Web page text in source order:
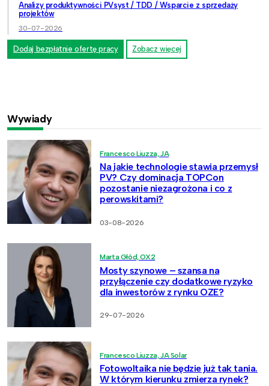
Analizy produktywności PVsyst / TDD / Wsparcie z sprzedaży
projektów
30-07-2026
Dodaj bezpłatnie ofertę pracy Zobacz więcej
Wywiady
Francesco Liuzza, JA
Na jakie technologie stawia przemysł
PV? Czy dominacja TOPCon
pozostanie niezagrożona i co z
perowskitami?
03-08-2026
Marta Głód, OX2
Mosty szynowe – szansa na
przyłączenie czy dodatkowe ryzyko
dla inwestorów z rynku OZE?
29-07-2026
Francesco Liuzza, JA Solar
Fotowoltaika nie będzie już tak tania.
W którym kierunku zmierza rynek?